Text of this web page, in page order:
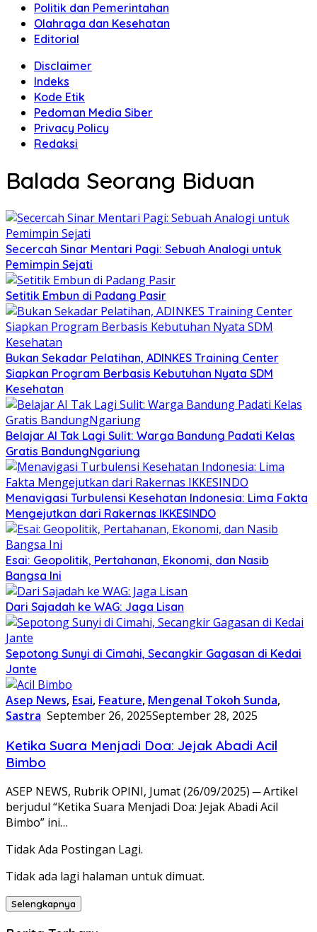
Politik dan Pemerintahan
Olahraga dan Kesehatan
Editorial
Disclaimer
Indeks
Kode Etik
Pedoman Media Siber
Privacy Policy
Redaksi
Balada Seorang Biduan
Secercah Sinar Mentari Pagi: Sebuah Analogi untuk
Pemimpin Sejati
Setitik Embun di Padang Pasir
Bukan Sekadar Pelatihan, ADINKES Training Center
Siapkan Program Berbasis Kebutuhan Nyata SDM
Kesehatan
Belajar AI Tak Lagi Sulit: Warga Bandung Padati Kelas
Gratis BandungNgariung
Menavigasi Turbulensi Kesehatan Indonesia: Lima Fakta
Mengejutkan dari Rakernas IKKESINDO
Esai: Geopolitik, Pertahanan, Ekonomi, dan Nasib
Bangsa Ini
Dari Sajadah ke WAG: Jaga Lisan
Sepotong Sunyi di Cimahi, Secangkir Gagasan di Kedai
Jante
Asep News, Esai, Feature, Mengenal Tokoh Sunda,
Sastra September 26, 2025September 28, 2025
Ketika Suara Menjadi Doa: Jejak Abadi Acil
Bimbo
ASEP NEWS, Rubrik OPINI, Jumat (26/09/2025) ─ Artikel
berjudul “Ketika Suara Menjadi Doa: Jejak Abadi Acil
Bimbo” ini…
Tidak Ada Postingan Lagi.
Tidak ada lagi halaman untuk dimuat.
Selengkapnya